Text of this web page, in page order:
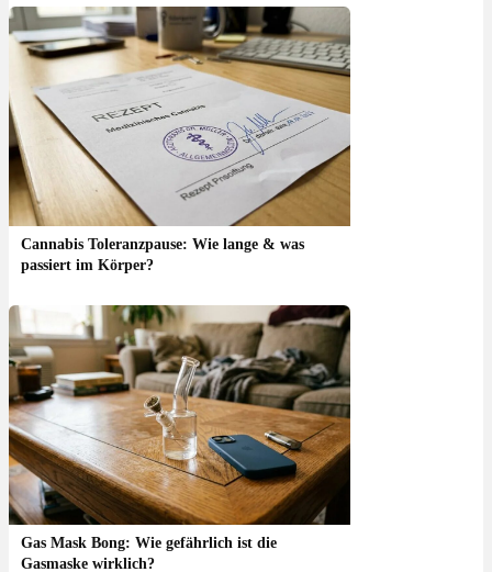
Cannabis Toleranzpause: Wie lange & was
passiert im Körper?
Gas Mask Bong: Wie gefährlich ist die
Gasmaske wirklich?